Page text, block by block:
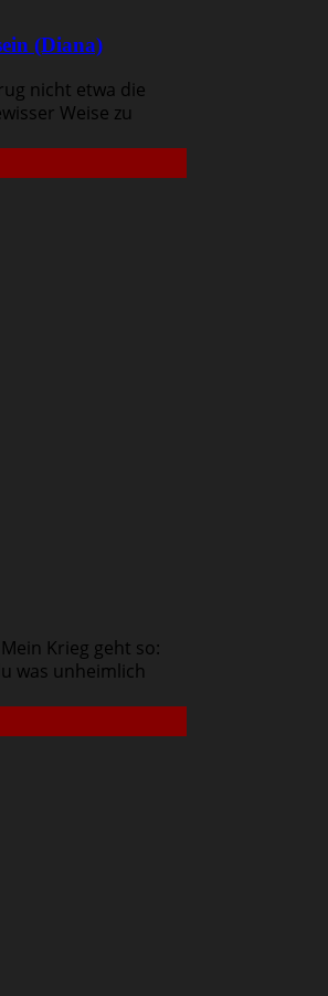
(Diana)
nicht etwa die
Weise zu
Krieg geht so:
was unheimlich